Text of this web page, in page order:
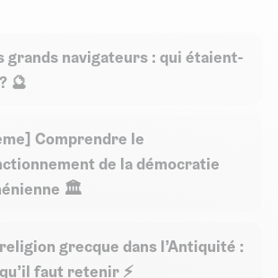
grands navigateurs : qui étaient-
🔮
Comprendre le
de la démocratie
🏛️
grecque dans l’Antiquité :
faut retenir ⚡